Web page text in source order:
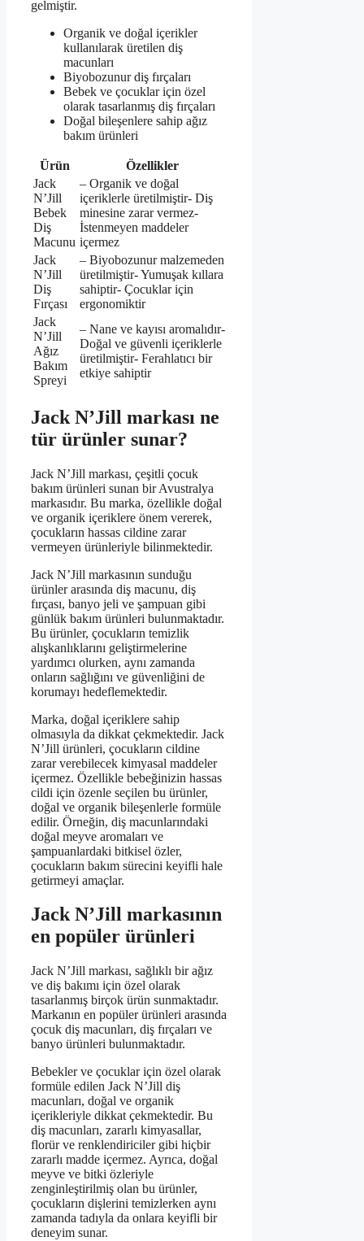
gelmiştir.
Organik ve doğal içerikler
kullanılarak üretilen diş
macunları
Biyobozunur diş fırçaları
Bebek ve çocuklar için özel
olarak tasarlanmış diş fırçaları
Doğal bileşenlere sahip ağız
bakım ürünleri
Ürün
Özellikler
Jack
N’Jill
Bebek
Diş
Macunu
– Organik ve doğal
içeriklerle üretilmiştir- Diş
minesine zarar vermez-
İstenmeyen maddeler
içermez
Jack
N’Jill
Diş
Fırçası
– Biyobozunur malzemeden
üretilmiştir- Yumuşak kıllara
sahiptir- Çocuklar için
ergonomiktir
Jack
N’Jill
Ağız
Bakım
Spreyi
– Nane ve kayısı aromalıdır-
Doğal ve güvenli içeriklerle
üretilmiştir- Ferahlatıcı bir
etkiye sahiptir
Jack N’Jill markası ne
tür ürünler sunar?
Jack N’Jill markası, çeşitli çocuk
bakım ürünleri sunan bir Avustralya
markasıdır. Bu marka, özellikle doğal
ve organik içeriklere önem vererek,
çocukların hassas cildine zarar
vermeyen ürünleriyle bilinmektedir.
Jack N’Jill markasının sunduğu
ürünler arasında diş macunu, diş
fırçası, banyo jeli ve şampuan gibi
günlük bakım ürünleri bulunmaktadır.
Bu ürünler, çocukların temizlik
alışkanlıklarını geliştirmelerine
yardımcı olurken, aynı zamanda
onların sağlığını ve güvenliğini de
korumayı hedeflemektedir.
Marka, doğal içeriklere sahip
olmasıyla da dikkat çekmektedir. Jack
N’Jill ürünleri, çocukların cildine
zarar verebilecek kimyasal maddeler
içermez. Özellikle bebeğinizin hassas
cildi için özenle seçilen bu ürünler,
doğal ve organik bileşenlerle formüle
edilir. Örneğin, diş macunlarındaki
doğal meyve aromaları ve
şampuanlardaki bitkisel özler,
çocukların bakım sürecini keyifli hale
getirmeyi amaçlar.
Jack N’Jill markasının
en popüler ürünleri
Jack N’Jill markası, sağlıklı bir ağız
ve diş bakımı için özel olarak
tasarlanmış birçok ürün sunmaktadır.
Markanın en popüler ürünleri arasında
çocuk diş macunları, diş fırçaları ve
banyo ürünleri bulunmaktadır.
Bebekler ve çocuklar için özel olarak
formüle edilen Jack N’Jill diş
macunları, doğal ve organik
içerikleriyle dikkat çekmektedir. Bu
diş macunları, zararlı kimyasallar,
florür ve renklendiriciler gibi hiçbir
zararlı madde içermez. Ayrıca, doğal
meyve ve bitki özleriyle
zenginleştirilmiş olan bu ürünler,
çocukların dişlerini temizlerken aynı
zamanda tadıyla da onlara keyifli bir
deneyim sunar.